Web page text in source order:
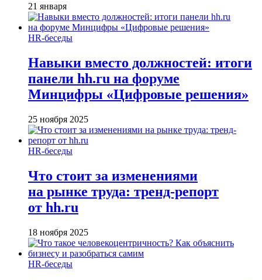
21 января
HR-беседы
Навыки вместо должностей: итоги
панели hh.ru на форуме
Минцифры «Цифровые решения»
25 ноября 2025
HR-беседы
Что стоит за изменениями
на рынке труда: тренд-репорт
от hh.ru
18 ноября 2025
HR-беседы